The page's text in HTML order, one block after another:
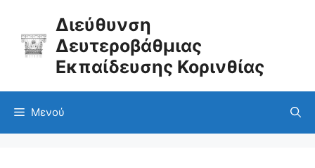
Διεύθυνση
Δευτεροβάθμιας
Εκπαίδευσης Κορινθίας
Μενού